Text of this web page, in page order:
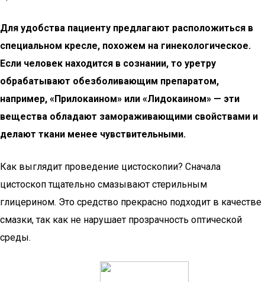
Для удобства пациенту предлагают расположиться в
специальном кресле, похожем на гинекологическое.
Если человек находится в сознании, то уретру
обрабатывают обезболивающим препаратом,
например, «Прилокаином» или «Лидокаином» — эти
вещества обладают замораживающими свойствами и
делают ткани менее чувствительными.
Как выглядит проведение цистоскопии? Сначала
цистоскоп тщательно смазывают стерильным
глицерином. Это средство прекрасно подходит в качестве
смазки, так как не нарушает прозрачность оптической
среды.